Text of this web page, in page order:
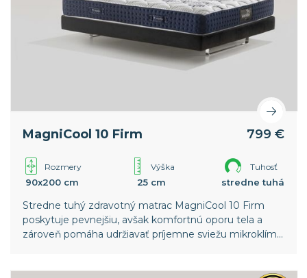
MagniCool 10 Firm 799 €
Rozmery
90x200 cm
Výška
25 cm
Tuhosť
stredne tuhá
Stredne tuhý zdravotný matrac MagniCool 10 Firm
poskytuje pevnejšiu, avšak komfortnú oporu tela a
zároveň pomáha udržiavať príjemne sviežu mikroklímu